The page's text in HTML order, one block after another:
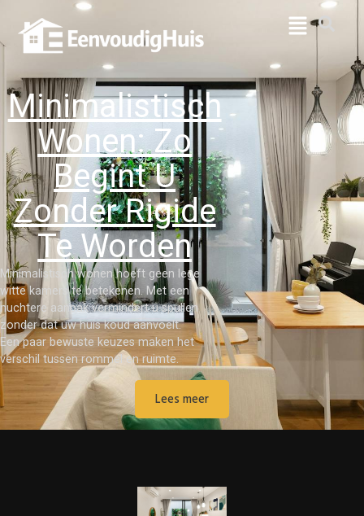
Minimalistisch
Wonen: Zo
Begint U
Zonder Rigide
Te Worden
Minimalistisch wonen hoeft geen lege
witte kamers te betekenen. Met een
nuchtere aanpak vermindert u spullen
zonder dat uw huis koud aanvoelt.
Een paar bewuste keuzes maken het
verschil tussen rommel en ruimte.
Lees meer